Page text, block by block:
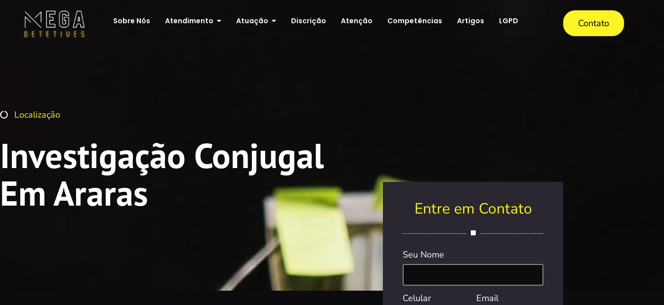
Sobre Nós Atendimento Atuação Discrição Atenção Competências Artigos LGPD Contato
Localização
Investigação Conjugal
Em Araras
Entre em Contato
Seu Nome
Celular Email